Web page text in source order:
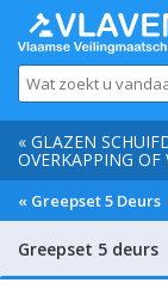
« GLAZEN
OVERKAPPING OF
« Greepset 5 Deurs
Greepset 5 deurs